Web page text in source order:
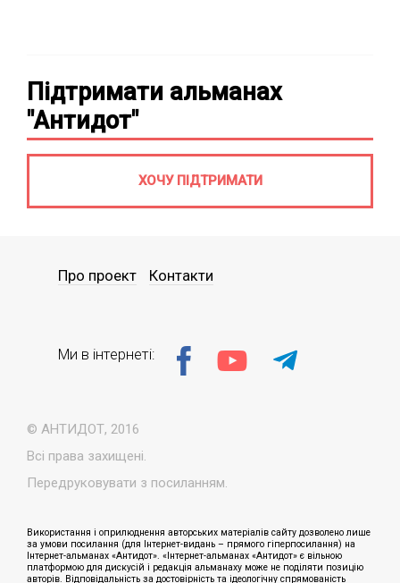
Підтримати альманах
"Антидот"
ХОЧУ ПІДТРИМАТИ
© АНТИДОТ, 2016
Всі права захищені.
Передруковувати з посиланням.
Про проект Контакти
Ми в інтернеті:
Використання і оприлюднення авторських матеріалів сайту дозволено лише
за умови посилання (для Інтернет-видань – прямого гіперпосилання) на
Інтернет-альманах «Антидот». «Інтернет-альманах «Антидот» є вільною
платформою для дискусій і редакція альманаху може не поділяти позицію
авторів. Відповідальність за достовірність та ідеологічну спрямованість